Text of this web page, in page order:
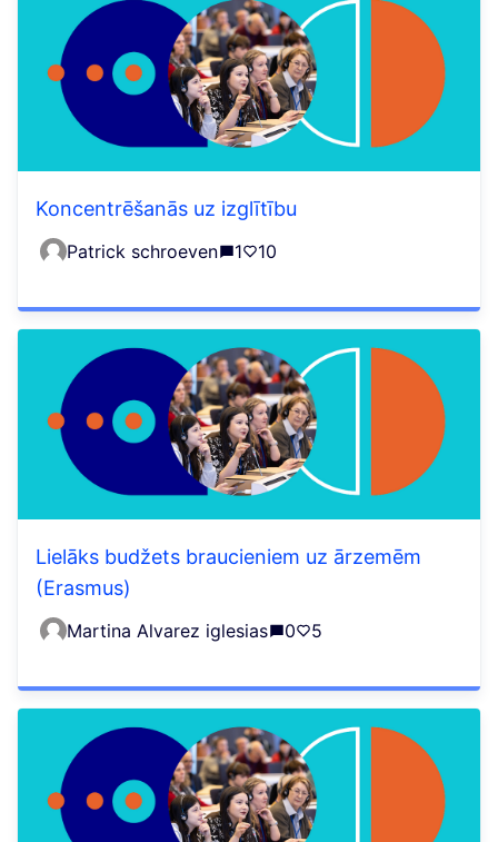
Koncentrēšanās uz izglītību
Patrick schroeven 1 10
Lielāks budžets braucieniem uz ārzemēm
(Erasmus)
Martina Alvarez iglesias 0 5